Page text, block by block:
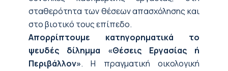
σταθερότητα των θέσεων απασχόλησης και
στο βιοτικό τους επίπεδο.
Απορρίπτουμε κατηγορηματικά το
ψευδές δίλημμα «Θέσεις Εργασίας ή
Περιβάλλον». Η πραγματική οικολογική